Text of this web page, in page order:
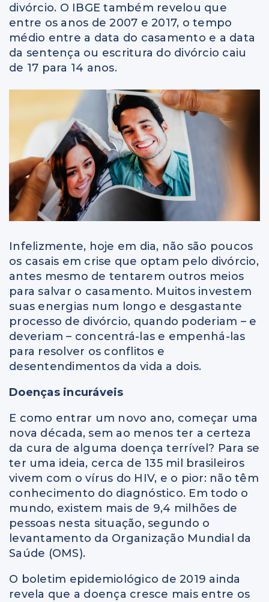
divórcio. O IBGE também revelou que
entre os anos de 2007 e 2017, o tempo
médio entre a data do casamento e a data
da sentença ou escritura do divórcio caiu
de 17 para 14 anos.
Infelizmente, hoje em dia, não são poucos
os casais em crise que optam pelo divórcio,
antes mesmo de tentarem outros meios
para salvar o casamento. Muitos investem
suas energias num longo e desgastante
processo de divórcio, quando poderiam – e
deveriam – concentrá-las e empenhá-las
para resolver os conflitos e
desentendimentos da vida a dois.
Doenças incuráveis
E como entrar um novo ano, começar uma
nova década, sem ao menos ter a certeza
da cura de alguma doença terrível? Para se
ter uma ideia, cerca de 135 mil brasileiros
vivem com o vírus do HIV, e o pior: não têm
conhecimento do diagnóstico. Em todo o
mundo, existem mais de 9,4 milhões de
pessoas nesta situação, segundo o
levantamento da Organização Mundial da
Saúde (OMS).
O boletim epidemiológico de 2019 ainda
revela que a doença cresce mais entre os